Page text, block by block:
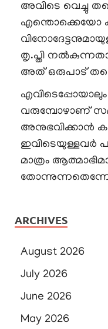
അവിടെ വെച്ചു
എന്തൊക്കെയോ
തൃ.പ്തി
അത് ഒരുപാട്
എവിടെപ്പോയാലും
വരുമ്പോഴാണ്
അനുഭവിക്കാൻ
ഇവിടെയുള്ളവർ
മാത്രം
ARCHIVES
August 2026
July 2026
June 2026
May 2026